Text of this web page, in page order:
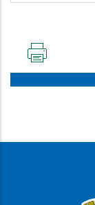
PÁGINA